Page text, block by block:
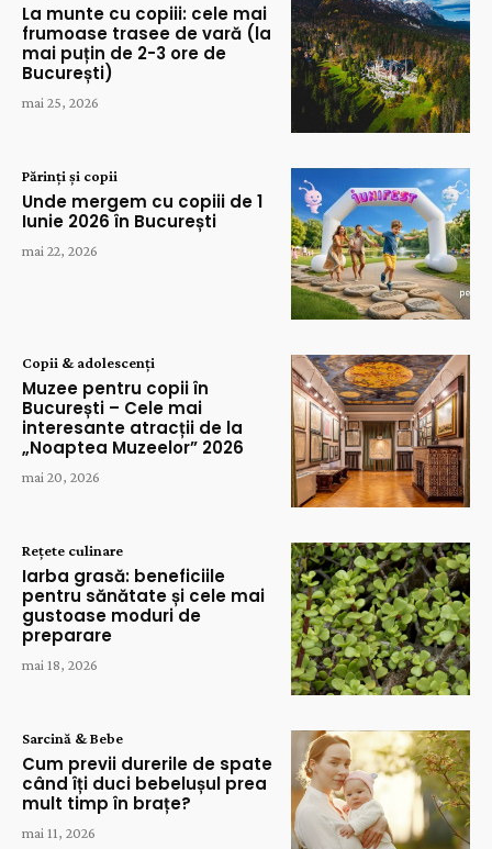
La munte cu copiii: cele mai
frumoase trasee de vară (la
mai puțin de 2-3 ore de
București)
mai 25, 2026
Părinți și copii
Unde mergem cu copiii de 1
Iunie 2026 în București
mai 22, 2026
Copii & adolescenți
Muzee pentru copii în
București – Cele mai
interesante atracții de la
„Noaptea Muzeelor” 2026
mai 20, 2026
Rețete culinare
Iarba grasă: beneficiile
pentru sănătate și cele mai
gustoase moduri de
preparare
mai 18, 2026
Sarcină & Bebe
Cum previi durerile de spate
când îți duci bebelușul prea
mult timp în brațe?
mai 11, 2026